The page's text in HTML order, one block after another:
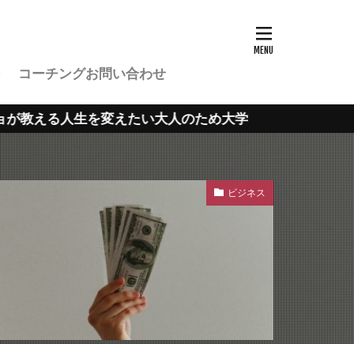
コーチングお問い合わせ
を変えたい大人のため大学
ビジネス